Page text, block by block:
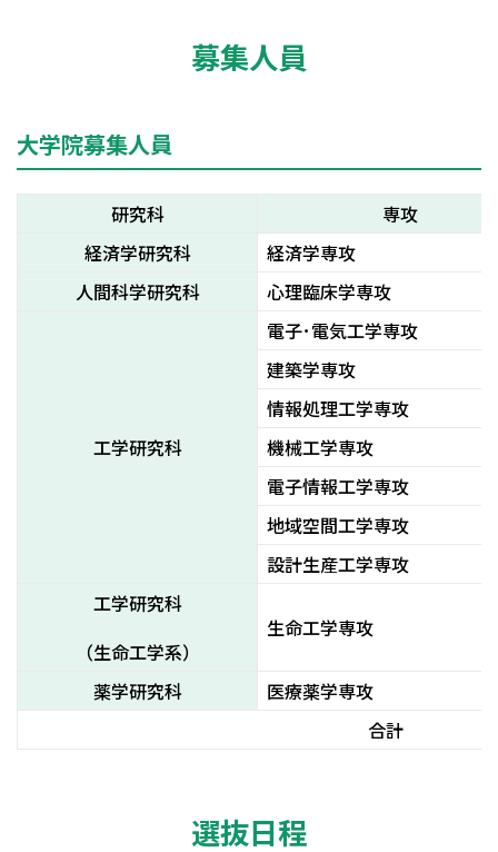
募集人員
大学院募集人員
研究科
専攻
経済学研究科
経済学専攻
人間科学研究科
心理臨床学専攻
工学研究科
電子･電気工学専攻
建築学専攻
情報処理工学専攻
機械工学専攻
電子情報工学専攻
地域空間工学専攻
設計生産工学専攻
工学研究科
（生命工学系）
生命工学専攻
薬学研究科
医療薬学専攻
合計
選抜日程